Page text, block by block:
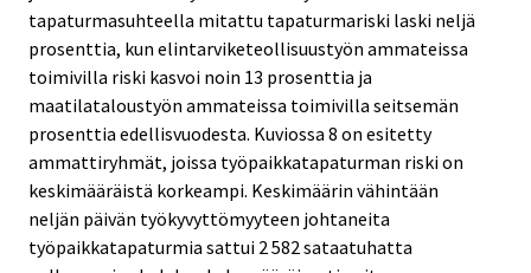
tapaturmasuhteella mitattu tapaturmariski laski neljä
prosenttia, kun elintarviketeollisuustyön ammateissa
toimivilla riski kasvoi noin 13 prosenttia ja
maatilataloustyön ammateissa toimivilla seitsemän
prosenttia edellisvuodesta. Kuviossa 8 on esitetty
ammattiryhmät, joissa työpaikkatapaturman riski on
keskimääräistä korkeampi. Keskimäärin vähintään
neljän päivän työkyvyttömyyteen johtaneita
työpaikkatapaturmia sattui 2 582 sataatuhatta